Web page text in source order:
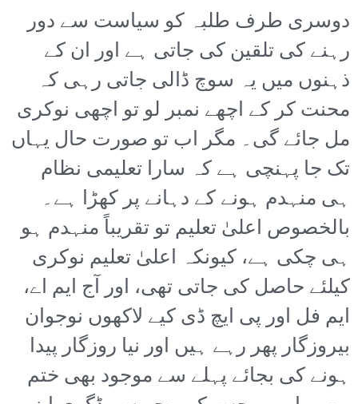
دوسری طرف طلبہ کو سیاست سے دور
رہنے کی تلقین کی جاتی ہے اور ان کے
ذہنوں میں یہ سوچ ڈالی جاتی رہی کہ
محنت کر کے اچھے نمبر لو تو اچھی نوکری
مل جائے گی۔ مگر اب تو صورت حال یہاں
تک جا پہنچی ہے کہ سارا تعلیمی نظام
ہی منہدم ہونے کے دہانے پر کھڑا ہے۔
بالخصوص اعلیٰ تعلیم تو تقریباً منہدم ہو
ہی چکی ہے، کیونکہ اعلیٰ تعلیم نوکری
کیلئے حاصل کی جاتی تھی، اور آج ایم اے،
ایم فل اور پی ایچ ڈی کیے لاکھوں نوجوان
بیروزگار پھر رہے ہیں اور نیا روزگار پیدا
ہونے کی بجائے پہلے سے موجود بھی ختم